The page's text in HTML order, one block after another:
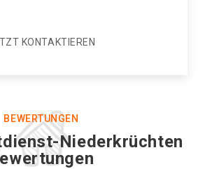
KONTAKTIEREN
BEWERTUNGEN
Niederkrüchten